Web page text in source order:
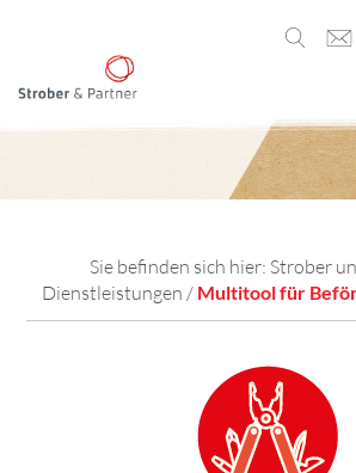
Sie befinden sich hier: Strober
Dienstleistungen / Multitool für